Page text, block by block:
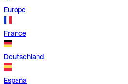
Europe
France
Deutschland
España